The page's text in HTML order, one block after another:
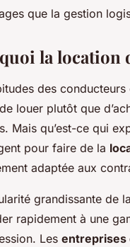
que la gestion
la location
des
louer plutôt que
Mais qu’est-ce qui
pour faire de la
adaptée aux
grandissante de la
rapidement à une
Les entreprises